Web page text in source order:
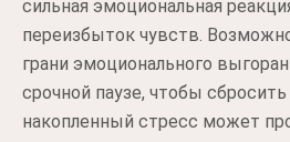
сильная эмоциональная
переизбыток чувств.
грани эмоционального
срочной паузе, чтобы
накопленный стресс может